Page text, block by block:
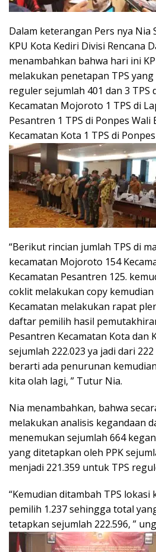
Dalam keterangan Pers nya Nia
KPU Kota Kediri Divisi Rencana
menambahkan bahwa hari ini
melakukan penetapan TPS
reguler sejumlah 401 dan 3 TPS
Kecamatan Mojoroto 1 TPS di
Pesantren 1 TPS di Ponpes Wali
Kecamatan Kota 1 TPS di
“Berikut rincian jumlah TPS di
kecamatan Mojoroto 154
Kecamatan Pesantren 125.
coklit melakukan copy
Kecamatan melakukan rapat
daftar pemilih hasil
Pesantren Kecamatan Kota dan
sejumlah 222.023 ya jadi dari
berarti ada penurunan
kita olah lagi, ” Tutur Nia.
Nia menambahkan, bahwa
melakukan analisis kegandaan
menemukan sejumlah 664
yang ditetapkan oleh PPK
menjadi 221.359 untuk TPS
“Kemudian ditambah TPS
pemilih 1.237 sehingga total
tetapkan sejumlah 222.596, ”